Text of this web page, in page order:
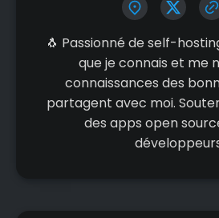
🐧 Passionné de self-
que je connais et me
connaissances des
partagent avec moi.
des apps open